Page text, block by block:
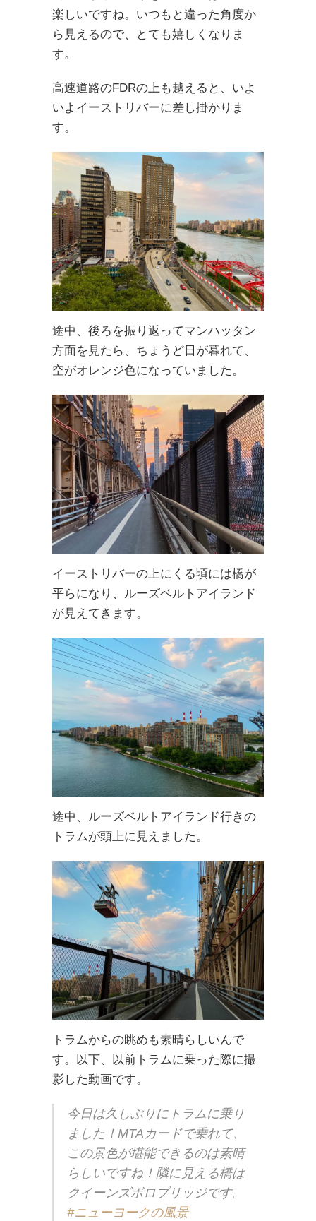
楽しいですね。いつもと違った角度か
ら見えるので、とても嬉しくなりま
す。
高速道路のFDRの上も越えると、いよ
いよイーストリバーに差し掛かりま
す。
途中、後ろを振り返ってマンハッタン
方面を見たら、ちょうど日が暮れて、
空がオレンジ色になっていました。
イーストリバーの上にくる頃には橋が
平らになり、ルーズベルトアイランド
が見えてきます。
途中、ルーズベルトアイランド行きの
トラムが頭上に見えました。
トラムからの眺めも素晴らしいんで
す。以下、以前トラムに乗った際に撮
影した動画です。
今日は久しぶりにトラムに乗り
ました！MTAカードで乗れて、
この景色が堪能できるのは素晴
らしいですね！隣に見える橋は
クイーンズボロブリッジです。
#ニューヨークの風景